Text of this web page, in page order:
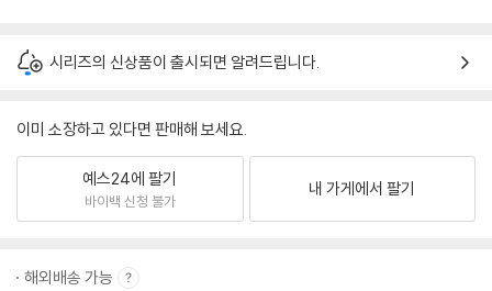
시리즈의 신상품이 출시되면 알려드립니다.
이미 소장하고 있다면 판매해 보세요.
예스24에 팔기
바이백 신청 불가
내 가게에서 팔기
해외배송 가능